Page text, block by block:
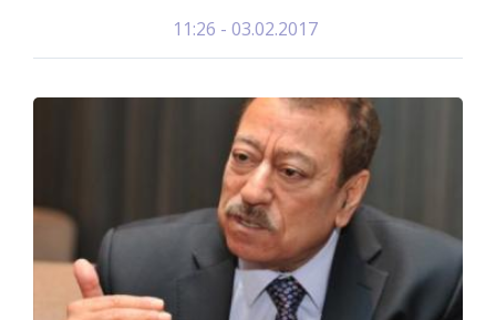
03.02.2017 - 11:26